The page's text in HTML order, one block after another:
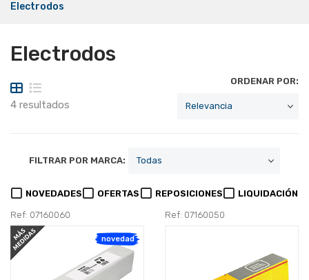
Electrodos
Electrodos
4 resultados
ORDENAR POR:
FILTRAR POR MARCA:
NOVEDADES OFERTAS REPOSICIONES LIQUIDACIÓN
Ref: 07160060
novedad
Ref: 07160050